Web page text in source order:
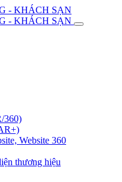
360)
Website 360
thương hiệu